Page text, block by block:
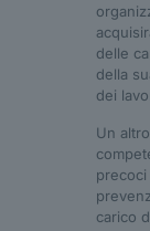
delle
della
dei
Un
carico